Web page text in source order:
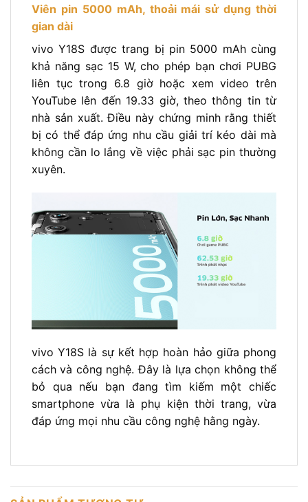
Viên pin 5000 mAh, thoải mái sử dụng thời
gian dài
vivo Y18S được trang bị pin 5000 mAh cùng
khả năng sạc 15 W, cho phép bạn chơi PUBG
liên tục trong 6.8 giờ hoặc xem video trên
YouTube lên đến 19.33 giờ, theo thông tin từ
nhà sản xuất. Điều này chứng minh rằng thiết
bị có thể đáp ứng nhu cầu giải trí kéo dài mà
không cần lo lắng về việc phải sạc pin thường
xuyên.
vivo Y18S là sự kết hợp hoàn hảo giữa phong
cách và công nghệ. Đây là lựa chọn không thể
bỏ qua nếu bạn đang tìm kiếm một chiếc
smartphone vừa là phụ kiện thời trang, vừa
đáp ứng mọi nhu cầu công nghệ hằng ngày.